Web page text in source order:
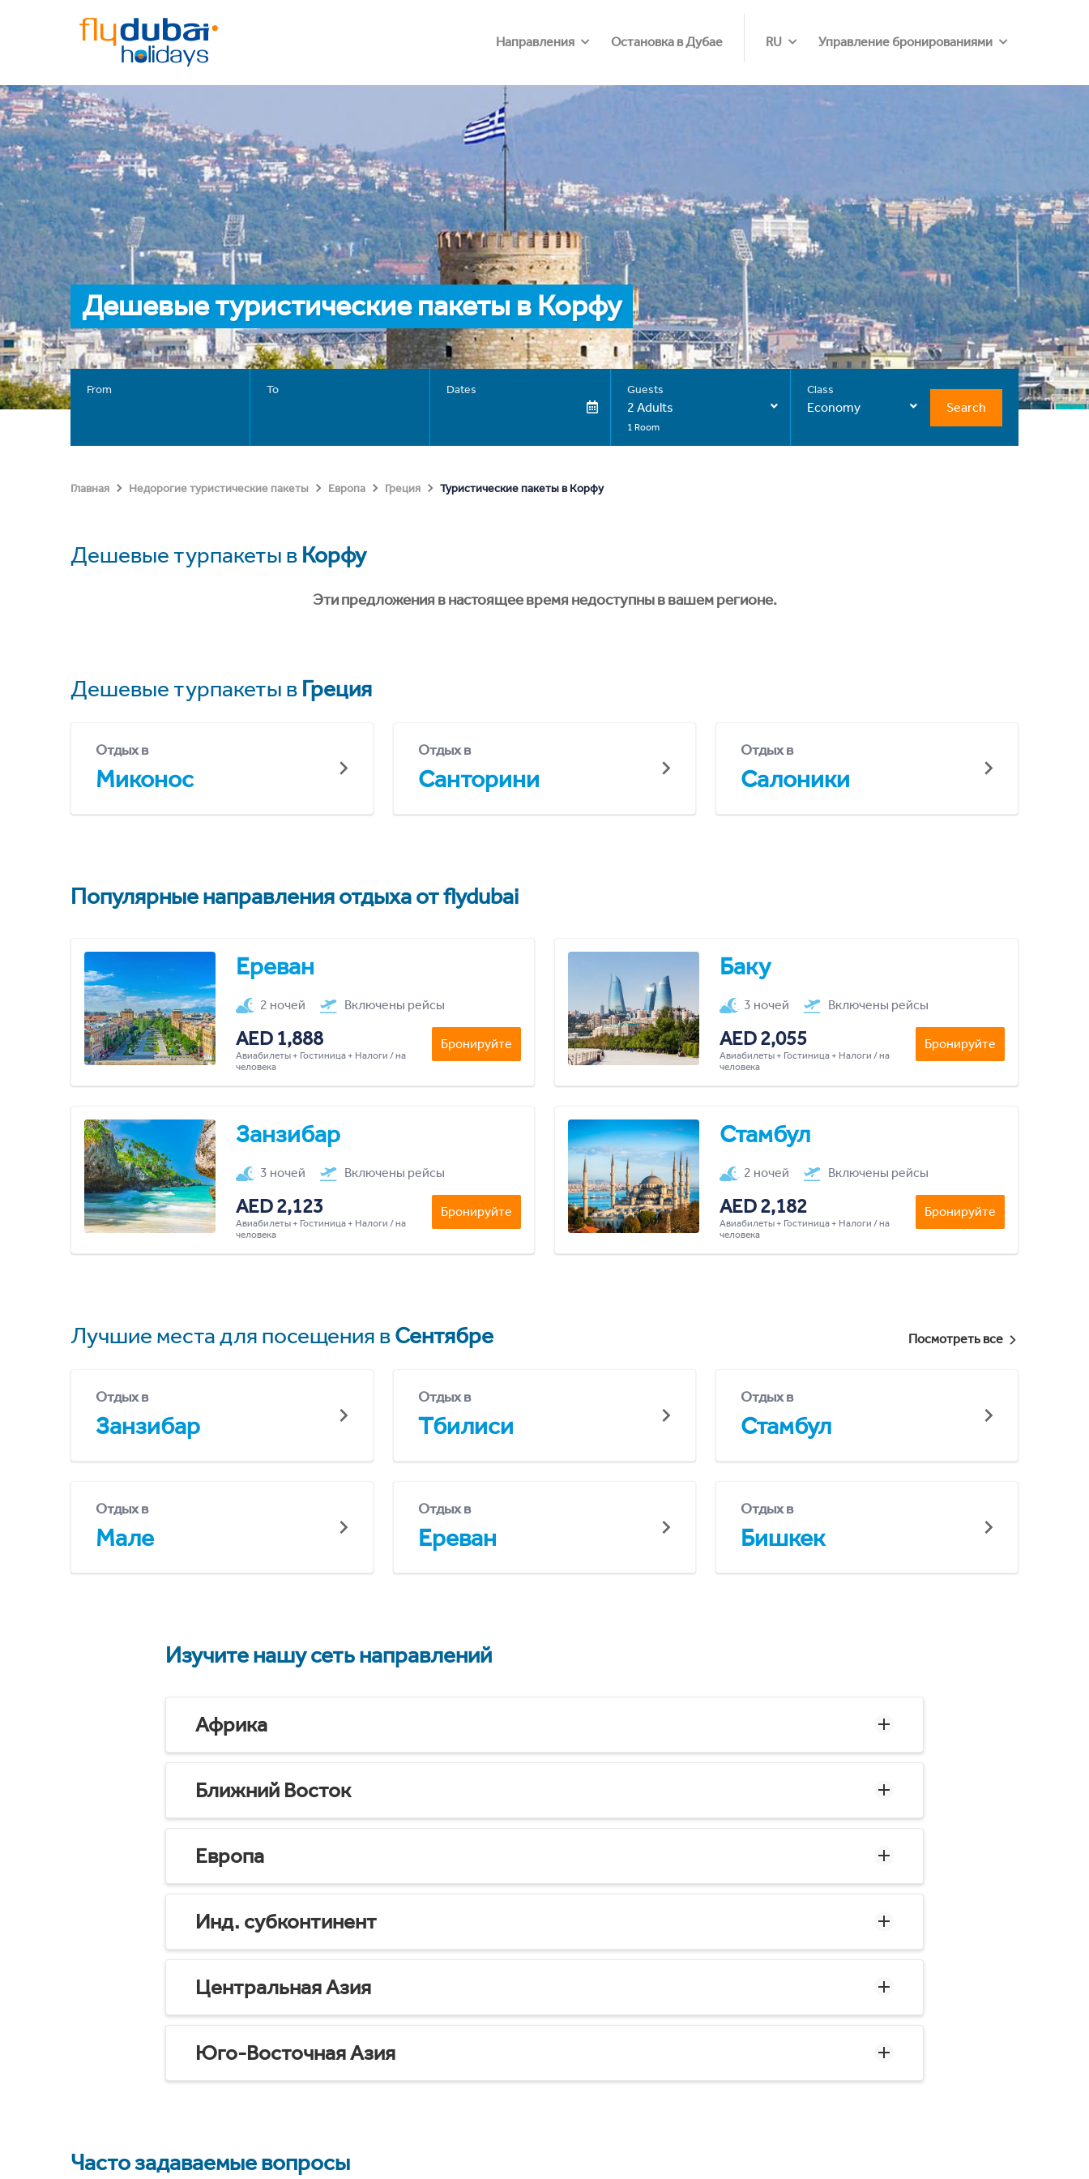
Направления Остановка в Дубае RU Управление бронированиями
Дешевые туристические пакеты в Корфу
From To Dates Guests
2 Adults
1 Room
Class
Economy Search
Главная Недорогие туристические пакеты Европа Греция Туристические пакеты в Корфу
Дешевые турпакеты в Корфу
Эти предложения в настоящее время недоступны в вашем регионе.
Дешевые турпакеты в Греция
Отдых в
Миконос
Отдых в
Санторини
Отдых в
Салоники
Популярные направления отдыха от flydubai
Ереван
2 ночей Включены рейсы
AED 1,888
Авиабилеты + Гостиница + Налоги / на
человека
Бронируйте
Баку
3 ночей Включены рейсы
AED 2,055
Авиабилеты + Гостиница + Налоги / на
человека
Бронируйте
Занзибар
3 ночей Включены рейсы
AED 2,123
Авиабилеты + Гостиница + Налоги / на
человека
Бронируйте
Стамбул
2 ночей Включены рейсы
AED 2,182
Авиабилеты + Гостиница + Налоги / на
человека
Бронируйте
Лучшие места для посещения вСентябре Посмотреть все
Отдых в
Занзибар
Отдых в
Тбилиси
Отдых в
Стамбул
Отдых в
Мале
Отдых в
Ереван
Отдых в
Бишкек
Изучите нашу сеть направлений
Африка
Ближний Восток
Европа
Инд. субконтинент
Центральная Азия
Юго-Восточная Азия
Часто задаваемые вопросы